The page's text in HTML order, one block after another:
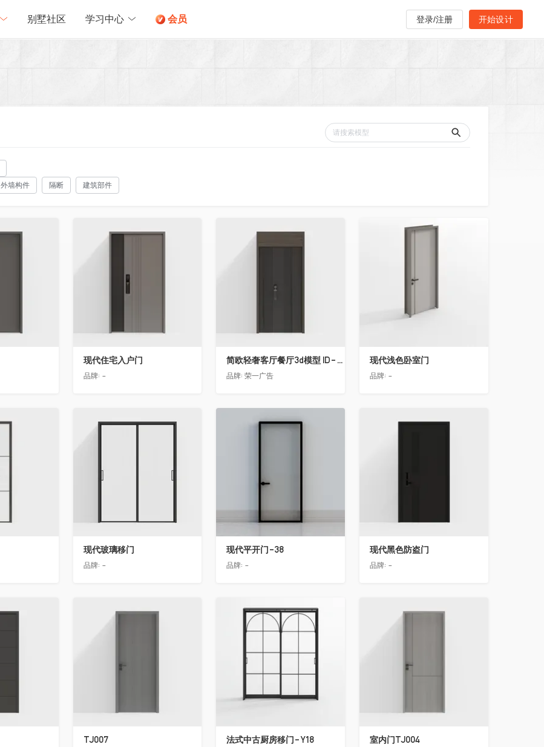
别墅社区 学习中心 会员 登录/注册 开始设计
外墙构件 隔断 建筑部件
收藏
现代住宅入户门
品牌: -
收藏
简欧轻奢客厅餐厅3d模型 ID-11490558入户门2
品牌:荣一广告
现代浅色卧室门
品牌: -
收藏
现代玻璃移门
品牌: -
收藏
现代平开门-38
品牌: -
收藏
现代黑色防盗门
品牌: -
收藏
TJ007
收藏
法式中古厨房移门-Y18
收藏
室内门TJ004